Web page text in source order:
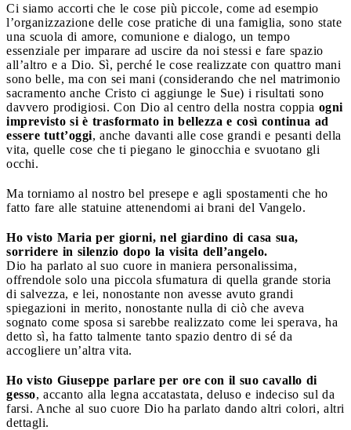
Ci siamo accorti che le cose più piccole, come ad esempio
l’organizzazione delle cose pratiche di una famiglia, sono state
una scuola di amore, comunione e dialogo, un tempo
essenziale per imparare ad uscire da noi stessi e fare spazio
all’altro e a Dio. Sì, perché le cose realizzate con quattro mani
sono belle, ma con sei mani (considerando che nel matrimonio
sacramento anche Cristo ci aggiunge le Sue) i risultati sono
davvero prodigiosi. Con Dio al centro della nostra coppia ogni
imprevisto si è trasformato in bellezza e così continua ad
essere tutt’oggi, anche davanti alle cose grandi e pesanti della
vita, quelle cose che ti piegano le ginocchia e svuotano gli
occhi.
Ma torniamo al nostro bel presepe e agli spostamenti che ho
fatto fare alle statuine attenendomi ai brani del Vangelo.
Ho visto Maria per giorni, nel giardino di casa sua,
sorridere in silenzio dopo la visita dell’angelo.
Dio ha parlato al suo cuore in maniera personalissima,
offrendole solo una piccola sfumatura di quella grande storia
di salvezza, e lei, nonostante non avesse avuto grandi
spiegazioni in merito, nonostante nulla di ciò che aveva
sognato come sposa si sarebbe realizzato come lei sperava, ha
detto sì, ha fatto talmente tanto spazio dentro di sé da
accogliere un’altra vita.
Ho visto Giuseppe parlare per ore con il suo cavallo di
gesso, accanto alla legna accatastata, deluso e indeciso sul da
farsi. Anche al suo cuore Dio ha parlato dando altri colori, altri
dettagli.